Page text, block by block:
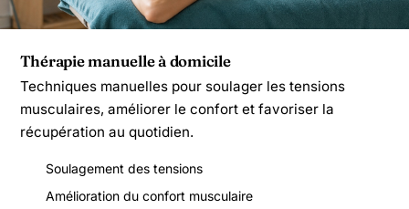
Thérapie manuelle à domicile
Techniques manuelles pour soulager les tensions
musculaires, améliorer le confort et favoriser la
récupération au quotidien.
Soulagement des tensions
Amélioration du confort musculaire